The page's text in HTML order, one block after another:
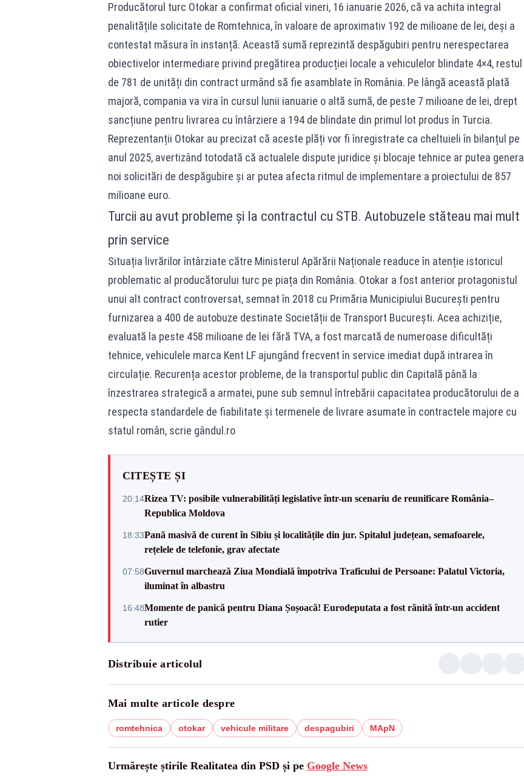
Producătorul turc Otokar a confirmat oficial vineri, 16 ianuarie 2026, că va achita integral
penalitățile solicitate de Romtehnica, în valoare de aproximativ 192 de milioane de lei, deși a
contestat măsura în instanță. Această sumă reprezintă despăgubiri pentru nerespectarea
obiectivelor intermediare privind pregătirea producției locale a vehiculelor blindate 4×4, restul
de 781 de unități din contract urmând să fie asamblate în România. Pe lângă această plată
majoră, compania va vira în cursul lunii ianuarie o altă sumă, de peste 7 milioane de lei, drept
sancțiune pentru livrarea cu întârziere a 194 de blindate din primul lot produs în Turcia.
Reprezentanții Otokar au precizat că aceste plăți vor fi înregistrate ca cheltuieli în bilanțul pe
anul 2025, avertizând totodată că actualele dispute juridice și blocaje tehnice ar putea genera
noi solicitări de despăgubire și ar putea afecta ritmul de implementare a proiectului de 857
milioane euro.
Turcii au avut probleme și la contractul cu STB. Autobuzele stăteau mai mult
prin service
Situația livrărilor întârziate către Ministerul Apărării Naționale readuce în atenție istoricul
problematic al producătorului turc pe piața din România. Otokar a fost anterior protagonistul
unui alt contract controversat, semnat în 2018 cu Primăria Municipiului București pentru
furnizarea a 400 de autobuze destinate Societății de Transport București. Acea achiziție,
evaluată la peste 458 milioane de lei fără TVA, a fost marcată de numeroase dificultăți
tehnice, vehiculele marca Kent LF ajungând frecvent în service imediat după intrarea în
circulație. Recurența acestor probleme, de la transportul public din Capitală până la
înzestrarea strategică a armatei, pune sub semnul întrebării capacitatea producătorului de a
respecta standardele de fiabilitate și termenele de livrare asumate în contractele majore cu
statul român, scrie gândul.ro
CITEȘTE ȘI
20:14Rizea TV: posibile vulnerabilități legislative într-un scenariu de reunificare România–
Republica Moldova
18:33Pană masivă de curent în Sibiu și localitățile din jur. Spitalul județean, semafoarele,
rețelele de telefonie, grav afectate
07:58Guvernul marchează Ziua Mondială împotriva Traficului de Persoane: Palatul Victoria,
iluminat în albastru
16:48Momente de panică pentru Diana Șoșoacă! Eurodeputata a fost rănită într-un accident
rutier
Distribuie articolul
Mai multe articole despre
romtehnica otokar vehicule militare despagubiri MApN
Urmărește știrile Realitatea din PSD și pe Google News